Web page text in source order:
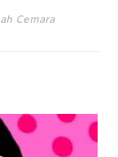
Cemara